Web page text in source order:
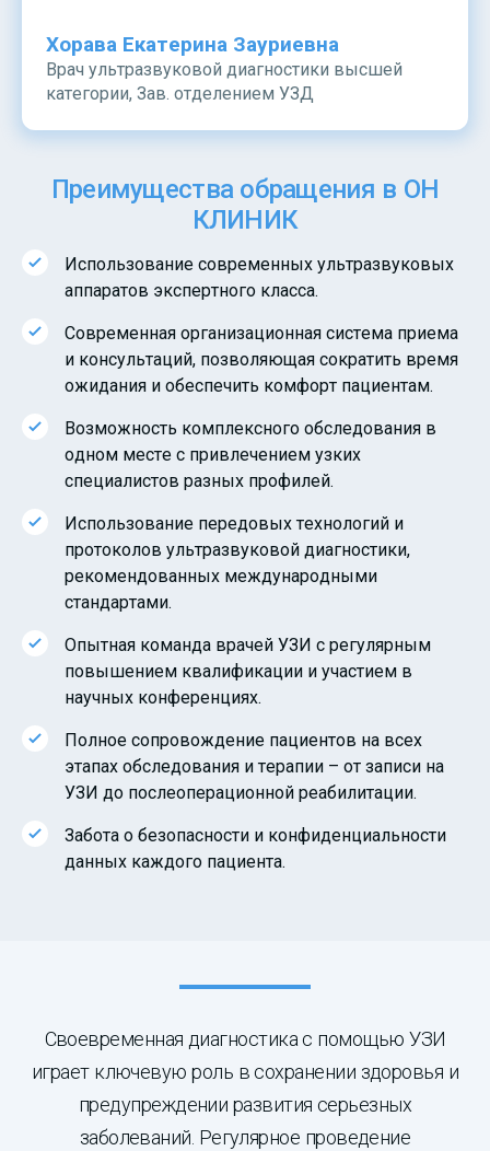
Хорава Екатерина Зауриевна
Врач ультразвуковой диагностики высшей
категории, Зав. отделением УЗД
Преимущества обращения в ОН
КЛИНИК
Использование современных ультразвуковых
аппаратов экспертного класса.
Современная организационная система приема
и консультаций, позволяющая сократить время
ожидания и обеспечить комфорт пациентам.
Возможность комплексного обследования в
одном месте с привлечением узких
специалистов разных профилей.
Использование передовых технологий и
протоколов ультразвуковой диагностики,
рекомендованных международными
стандартами.
Опытная команда врачей УЗИ с регулярным
повышением квалификации и участием в
научных конференциях.
Полное сопровождение пациентов на всех
этапах обследования и терапии – от записи на
УЗИ до послеоперационной реабилитации.
Забота о безопасности и конфиденциальности
данных каждого пациента.
Своевременная диагностика с помощью УЗИ
играет ключевую роль в сохранении здоровья и
предупреждении развития серьезных
заболеваний. Регулярное проведение